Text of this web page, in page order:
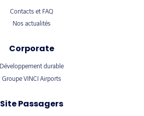
Contacts et FAQ
Nos actualités
Corporate
Développement durable
Groupe VINCI Airports
Site Passagers